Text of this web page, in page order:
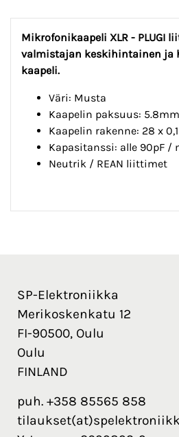
Mikrofonikaapeli XLR - PLUGI
valmistajan keskihintainen ja
kaapeli.
Väri: Musta
Kaapelin paksuus: 5.8mm
Kaapelin rakenne: 28 x
Kapasitanssi: alle 90pF /
Neutrik / REAN liittimet
SP-Elektroniikka
Merikoskenkatu 12
FI-90500, Oulu
Oulu
FINLAND
puh. +358 85565 858